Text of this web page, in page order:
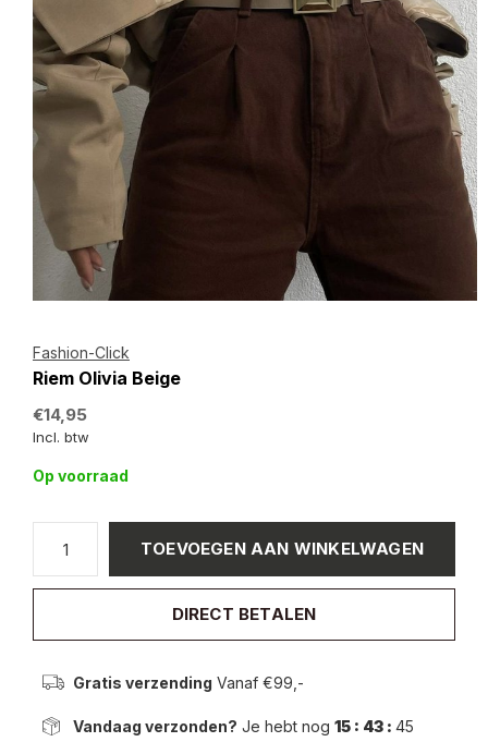
Fashion-Click
Riem Olivia Beige
€14,95
Incl. btw
Op voorraad
TOEVOEGEN AAN WINKELWAGEN
DIRECT BETALEN
Gratis verzending Vanaf €99,-
Vandaag verzonden? Je hebt nog 15 : 43 : 45